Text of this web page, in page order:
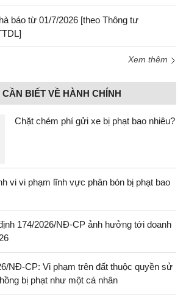
báo từ 01/7/2026 [theo Thông tư
Xem thêm
BIẾT VỀ HÀNH CHÍNH
Chặt chém phí gửi xe bị phạt bao nhiêu?
vi vi phạm lĩnh vực phân bón bị phạt bao
174/2026/NĐ-CP ảnh hưởng tới doanh
NĐ-CP: Vi phạm trên đất thuộc quyền sử
bị phạt như một cá nhân